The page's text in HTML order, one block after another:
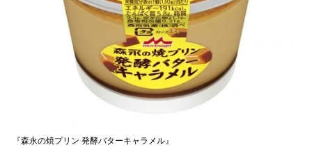
『森永の焼プリン 発酵バターキャラメル』